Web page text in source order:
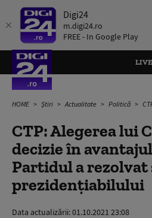
Digi24
m.digi24.ro
FREE - In Google Play
HOME Știri Actualitate Politică CTP:
CTP: Alegerea lui
decizie în avantajul
Partidul a rezolvat
prezidențiabilului
Data actualizării:01.10.2021 23:08